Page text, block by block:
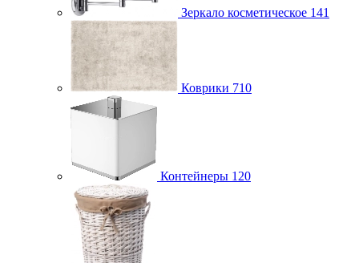
Зеркало косметическое 141
Коврики 710
Контейнеры 120